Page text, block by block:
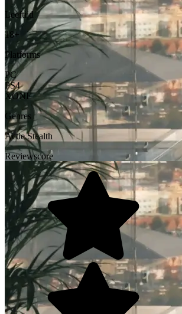
Leeftijd
18+
Platforms
PC
PS4
XONE
Genres
Actie Stealth
Reviewscore